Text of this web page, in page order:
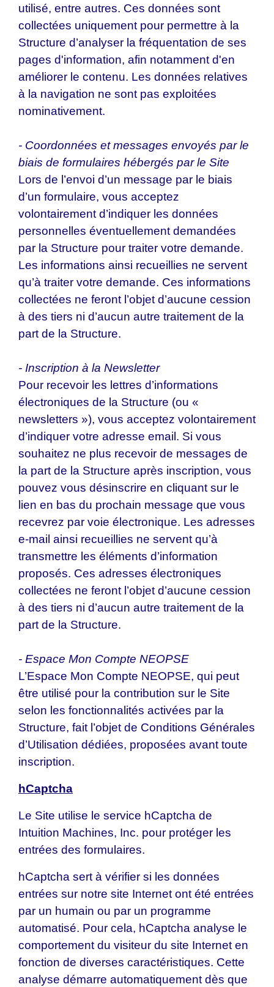
utilisé, entre autres. Ces données sont
collectées uniquement pour permettre à la
Structure d’analyser la fréquentation de ses
pages d'information, afin notamment d'en
améliorer le contenu. Les données relatives
à la navigation ne sont pas exploitées
nominativement.
- Coordonnées et messages envoyés par le
biais de formulaires hébergés par le Site
Lors de l’envoi d’un message par le biais
d’un formulaire, vous acceptez
volontairement d’indiquer les données
personnelles éventuellement demandées
par la Structure pour traiter votre demande.
Les informations ainsi recueillies ne servent
qu’à traiter votre demande. Ces informations
collectées ne feront l’objet d’aucune cession
à des tiers ni d’aucun autre traitement de la
part de la Structure.
- Inscription à la Newsletter
Pour recevoir les lettres d’informations
électroniques de la Structure (ou «
newsletters »), vous acceptez volontairement
d’indiquer votre adresse email. Si vous
souhaitez ne plus recevoir de messages de
la part de la Structure après inscription, vous
pouvez vous désinscrire en cliquant sur le
lien en bas du prochain message que vous
recevrez par voie électronique. Les adresses
e-mail ainsi recueillies ne servent qu’à
transmettre les éléments d’information
proposés. Ces adresses électroniques
collectées ne feront l’objet d’aucune cession
à des tiers ni d’aucun autre traitement de la
part de la Structure.
- Espace Mon Compte NEOPSE
L’Espace Mon Compte NEOPSE, qui peut
être utilisé pour la contribution sur le Site
selon les fonctionnalités activées par la
Structure, fait l’objet de Conditions Générales
d’Utilisation dédiées, proposées avant toute
inscription.
hCaptcha
Le Site utilise le service hCaptcha de
Intuition Machines, Inc. pour protéger les
entrées des formulaires.
hCaptcha sert à vérifier si les données
entrées sur notre site Internet ont été entrées
par un humain ou par un programme
automatisé. Pour cela, hCaptcha analyse le
comportement du visiteur du site Internet en
fonction de diverses caractéristiques. Cette
analyse démarre automatiquement dès que